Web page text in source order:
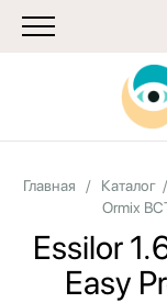
Главная / Каталог /
Ormix
Essilor
Easy